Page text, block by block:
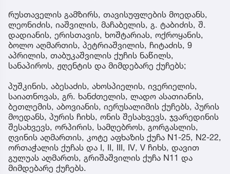
რუსთაველის გამზირს, თავისუფლების მოედანს,
ლეონიძის, იაშვილის, მაჩაბელის, გ. ტაბიძის, შ.
დადიანის, ერისთავის, ხოშტარიას, ოქროყანის,
ბოლო აღმართის, პეტრიაშვილის, ჩიტაძის, 9
აპრილის, თაბუკაშვილის ქუჩის ნაწილს,
სანაპიროს, ჟღენტის და მიმდებარე ქუჩებს;
პუშკინის, აბესაძის, ახოსპიელის, ივერიელის,
საიათნოვას, გრ. ხანძთელის, ლადო ასათიანის,
ბეთლემის, აბოვიანის, იერუსალიმის ქუჩებს, პურის
მოედანს, პურის ჩიხს, ონის შესახვევს, ჯვარედინის
შესახვევს, ორპირის, სამღებროს, გორგასლის,
ღვინის აღმართის, კოტე აფხაზის ქუჩა N1-25, N2-22,
ორთაჭალის ქუჩას და I, II, III, IV, V ჩიხს, დავით
გულუას აღმართს, გრიშაშვილის ქუჩა N11 და
მიმდებარე ქუჩებს.